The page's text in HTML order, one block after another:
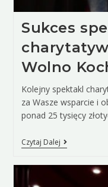
Sukces
Wolno
Kolejny spektakl
za Wasze wsparcie i
ponad 25 tysięcy
Czytaj Dalej